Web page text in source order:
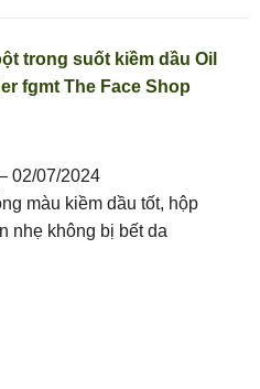
trong suốt kiềm dầu Oil
fgmt The Face Shop
02/07/2024
màu kiềm dầu tốt, hộp
nhẹ không bị bết da